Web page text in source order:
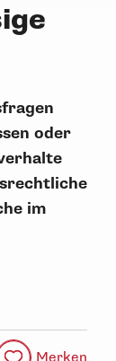
oder
im
Merken